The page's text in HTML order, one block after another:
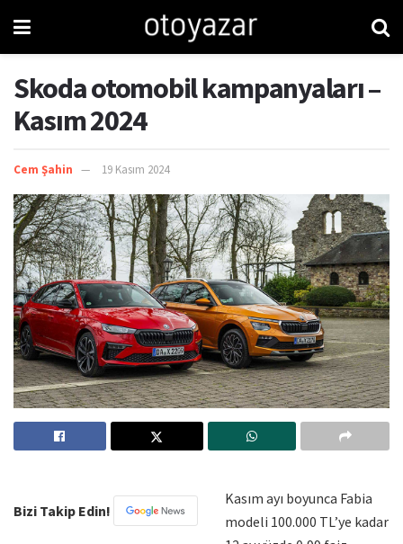
Skoda otomobil kampanyaları –
Kasım 2024
Cem Şahin 19 Kasım 2024
Bizi Takip Edin!
Kasım ayı boyunca Fabia
modeli 100.000 TL’ye kadar